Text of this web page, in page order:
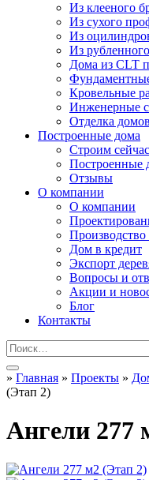
Из клееного
Из сухого
Из
Из
Дома из CLT
Кровельные
Инженерные
Отделка домов
Построенные дома
Строим сейчас
Построенные
Отзывы
О компании
О компании
Производство
Дом в кредит
Экспорт
Вопросы и
Акции и
Блог
Контакты
» Главная » Проекты »
(Этап 2)
Ангели 277